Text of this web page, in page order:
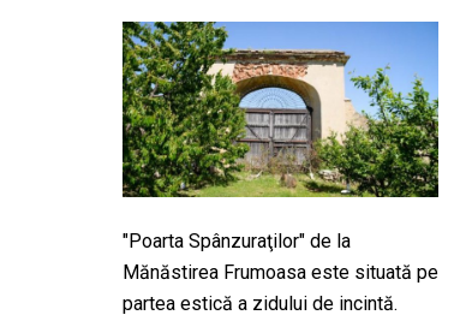
"Poarta Spânzuraţilor" de la
Mănăstirea Frumoasa este situată pe
partea estică a zidului de incintă.